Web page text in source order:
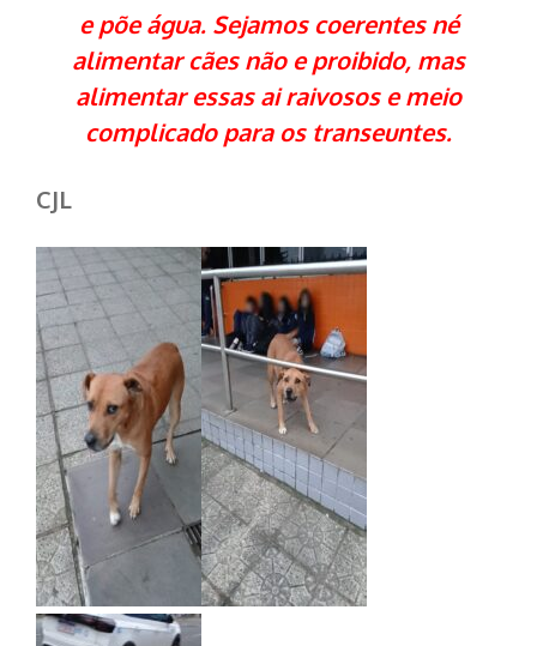
e põe água. Sejamos coerentes né
alimentar cães não e proibido, mas
alimentar essas ai raivosos e meio
complicado para os transeuntes.
CJL